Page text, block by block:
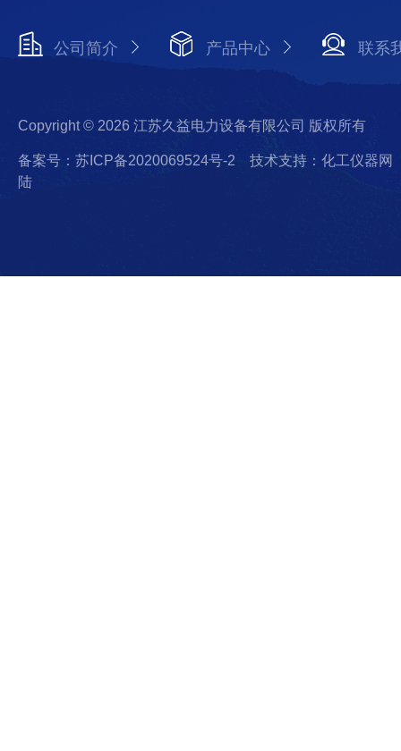
公司简介 产品中心 联系
Copyright © 2026 江苏久益电力设备有限公司 版权所有
备案号：苏ICP备2020069524号-2
技术支持：化工仪器网
陆